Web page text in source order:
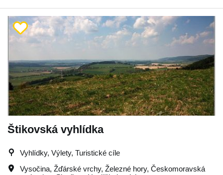
Štikovská vyhlídka
Vyhlídky, Výlety, Turistické cíle
Vysočina, Žďárské vrchy, Železné hory, Českomoravská